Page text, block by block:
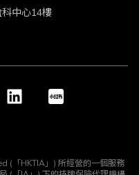
中心14樓
(「HKTIA」) 所經營的一個服務